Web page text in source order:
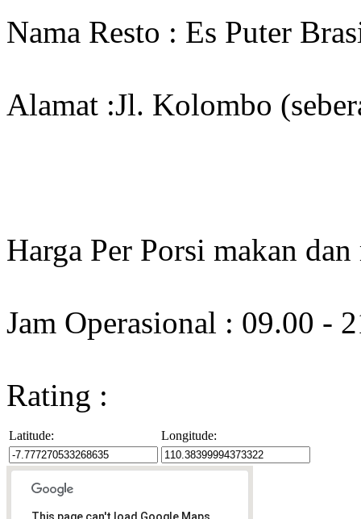
Nama Resto : Es Puter
Alamat :Jl. Kolombo
Harga Per Porsi makan
Jam Operasional : 09.00 -
Rating :
Latitude: Longitude: